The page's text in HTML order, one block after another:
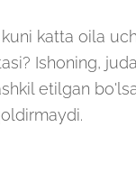
katta oila
Ishoning,
etilgan